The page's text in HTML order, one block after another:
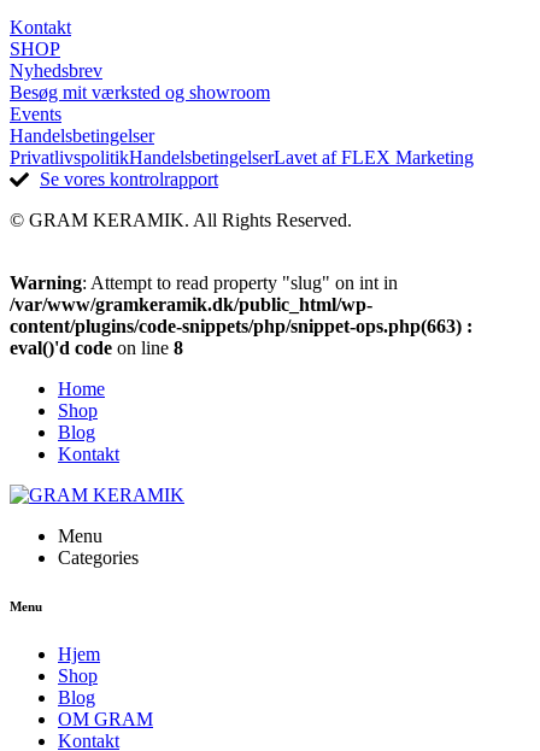
Kontakt
SHOP
Nyhedsbrev
Besøg mit værksted og showroom
Events
Handelsbetingelser
PrivatlivspolitikHandelsbetingelserLavet af FLEX Marketing
Se vores kontrolrapport
© GRAM KERAMIK. All Rights Reserved.
Warning: Attempt to read property "slug" on int in
/var/www/gramkeramik.dk/public_html/wp-
content/plugins/code-snippets/php/snippet-ops.php(663) :
eval()'d code on line 8
Home
Shop
Blog
Kontakt
Menu
Categories
Menu
Hjem
Shop
Blog
OM GRAM
Kontakt